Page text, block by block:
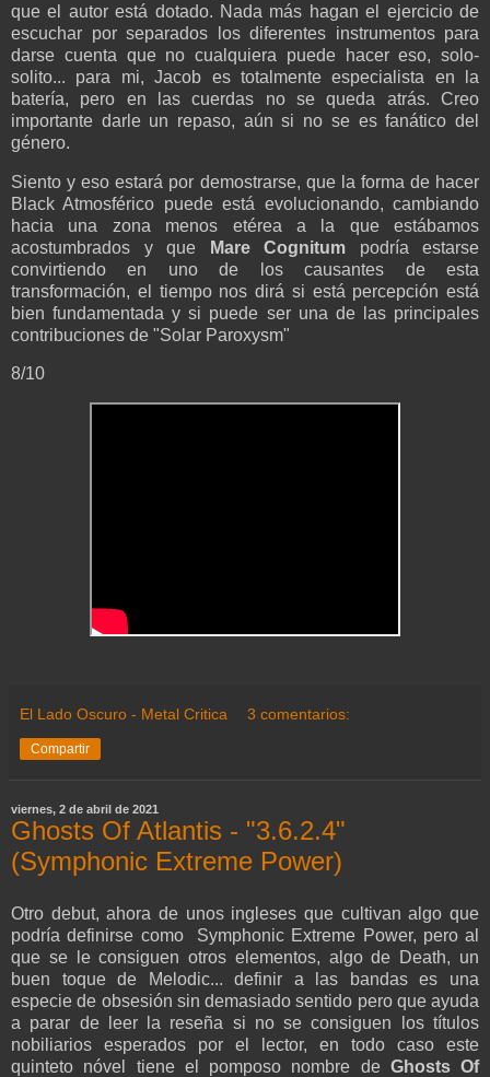
que el autor está dotado. Nada más hagan el ejercicio de
escuchar por separados los diferentes instrumentos para
darse cuenta que no cualquiera puede hacer eso, solo-
solito... para mi, Jacob es totalmente especialista en la
batería, pero en las cuerdas no se queda atrás. Creo
importante darle un repaso, aún si no se es fanático del
género.
Siento y eso estará por demostrarse, que la forma de hacer
Black Atmosférico puede está evolucionando, cambiando
hacia una zona menos etérea a la que estábamos
acostumbrados y que
Mare Cognitum podría estarse
convirtiendo en uno de los causantes de esta
transformación, el tiempo nos dirá si está percepción está
bien fundamentada y si puede ser una de las principales
contribuciones de "Solar Paroxysm"
8/10
El Lado Oscuro - Metal Critica 3 comentarios:
Compartir
viernes, 2 de abril de 2021
Ghosts Of Atlantis - "3.6.2.4"
(Symphonic Extreme Power)
Otro debut, ahora de unos ingleses que cultivan algo que
podría definirse como Symphonic Extreme Power, pero al
que se le consiguen otros elementos, algo de Death, un
buen toque de Melodic... definir a las bandas es una
especie de obsesión sin demasiado sentido pero que ayuda
a parar de leer la reseña si no se consiguen los títulos
nobiliarios esperados por el lector, en todo caso este
quinteto nóvel tiene el pomposo nombre de Ghosts Of